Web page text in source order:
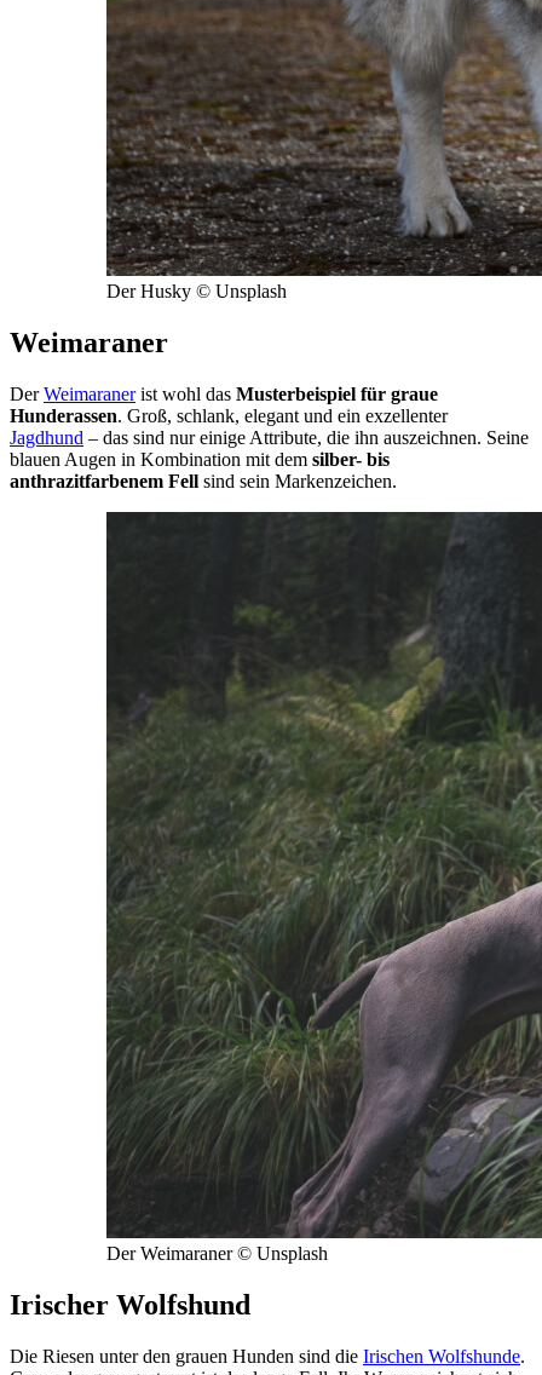
Der Husky © Unsplash
Weimaraner
DerWeimaranerist wohl das Musterbeispiel für graue
Hunderassen. Groß, schlank, elegant und ein exzellenter
Jagdhund – das sind nur einige Attribute, die ihn auszeichnen. Seine
blauen Augen in Kombination mit dem silber- bis
anthrazitfarbenem Fell sind sein Markenzeichen.
Der Weimaraner © Unsplash
Irischer Wolfshund
Die Riesen unter den grauen Hunden sind die Irischen Wolfshunde.